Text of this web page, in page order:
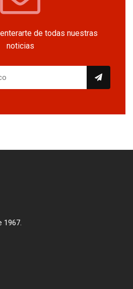
de todas nuestras
noticias
1967.